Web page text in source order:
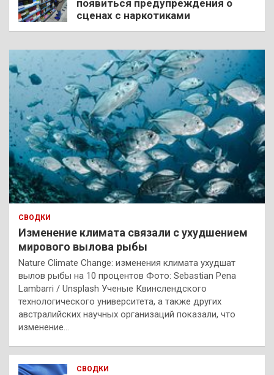
появиться предупреждения о
сценах с наркотиками
СВОДКИ
Изменение климата связали с ухудшением
мирового вылова рыбы
Nature Climate Change: изменения климата ухудшат
вылов рыбы на 10 процентов Фото: Sebastian Pena
Lambarri / Unsplash Ученые Квинслендского
технологического университета, а также других
австралийских научных организаций показали, что
изменение…
СВОДКИ